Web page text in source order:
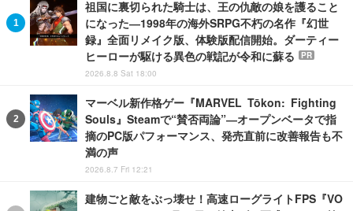
祖国に裏切られた騎士は、王の仇敵の娘を護ること
になった―1998年の海外SRPG不朽の名作『幻世
録』全面リメイク版、体験版配信開始。ダーティー
ヒーローが駆ける異色の戦記が令和に蘇る
PR
2026.8.8 Sat 18:00
マーベル新作格ゲー『MARVEL Tōkon: Fighting
Souls』Steamで“賛否両論”―オープンベータで指
摘のPC版パフォーマンス、発売直前に改善報告も不
満の声
2026.8.7 Fri 12:21
建物ごと敵をぶっ壊せ！高速ローグライトFPS『VO